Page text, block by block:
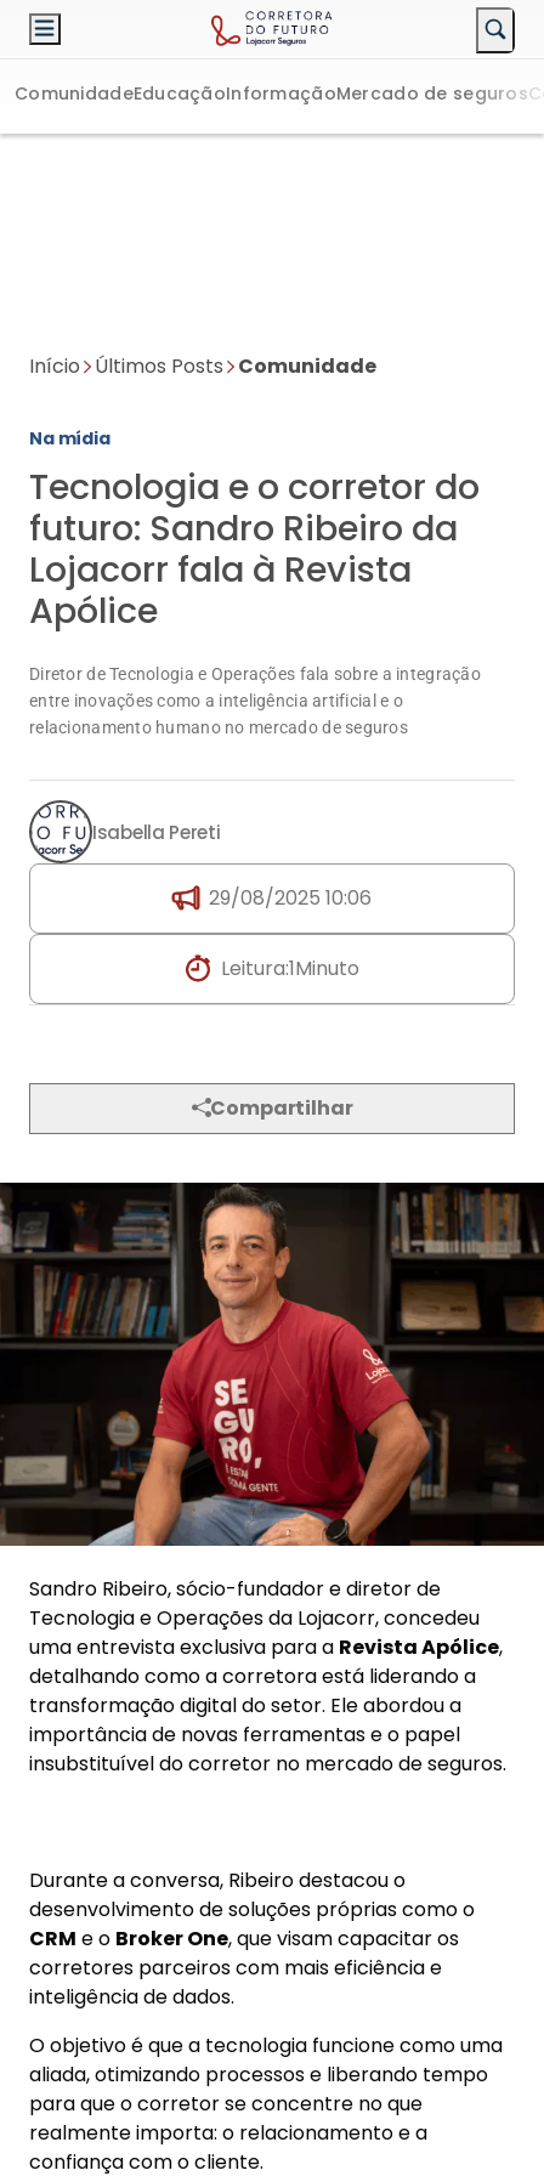
ComunidadeEducaçãoInformaçãoMercado de seguros
futuro: Sandro Ribeiro da
Apólice
Diretor de Tecnologia e Operações fala sobre a integração
entre inovações como a inteligência artificial e o
relacionamento humano no mercado de seguros
Isabella Pereti
29/08/2025 10:06
Compartilhar
Sandro Ribeiro, sócio-fundador e diretor de
Tecnologia e Operações da Lojacorr, concedeu
uma entrevista exclusiva para aRevista Apólice,
detalhando como a corretora está liderando a
transformação digital do setor. Ele abordou a
insubstituível do corretor no mercado de seguros.
Durante a conversa, Ribeiro destacou o
desenvolvimento de soluções próprias como o
CRMe oBroker One, que visam capacitar os
corretores parceiros com mais eficiência e
inteligência de dados.
para que o corretor se concentre no que
realmente importa: o relacionamento e a
confiança com o cliente.
A entrevista completa está disponível na edição
daRevista Apólice.Clique para conferir
As mais lidas